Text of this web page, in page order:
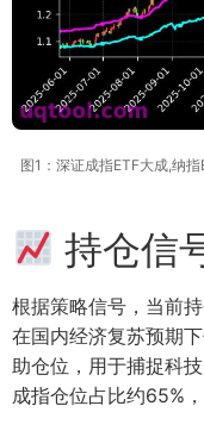
图1：深证成指ETF大成,纳
持仓信
根据策略信号，当前
在国内经济复苏预期
助仓位，用于捕捉科
成指仓位占比约65%